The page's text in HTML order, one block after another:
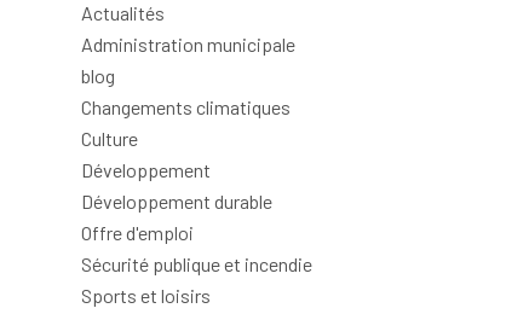
Actualités
Administration municipale
blog
Changements climatiques
Culture
Développement
Développement durable
Offre d'emploi
Sécurité publique et incendie
Sports et loisirs